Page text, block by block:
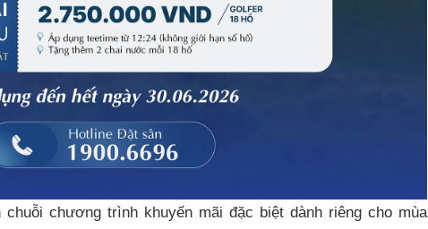
chuỗi chương trình khuyến mãi đặc biệt dành riêng cho mùa